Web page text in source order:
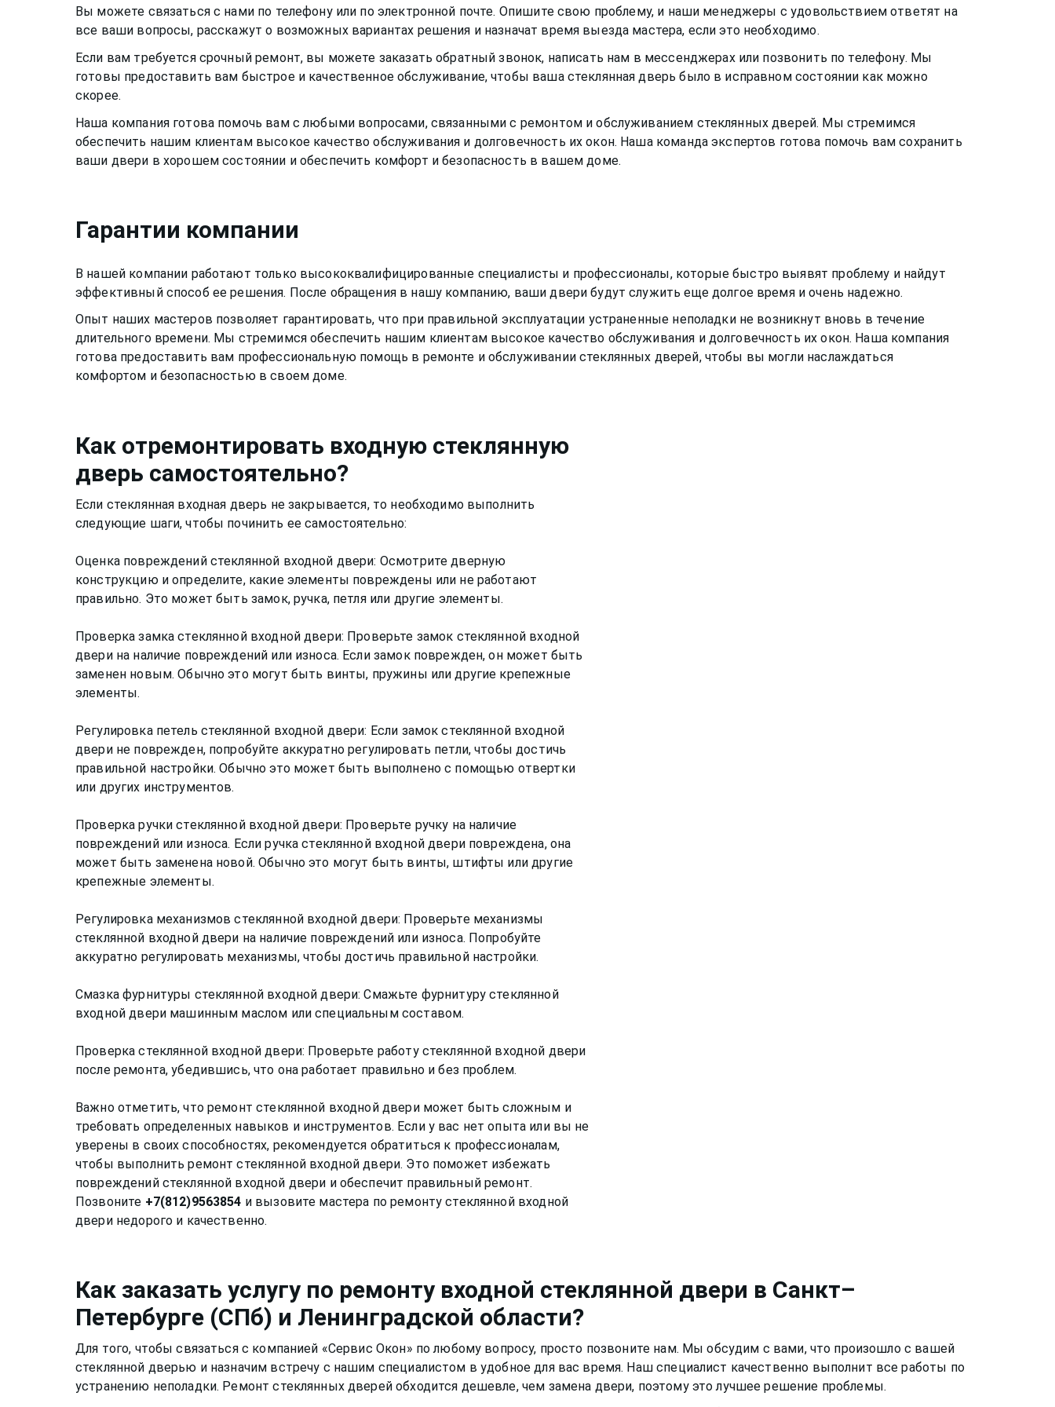
Вы можете связаться с нами по телефону или по электронной почте. Опишите свою проблему, и наши менеджеры с удовольствием ответят на
все ваши вопросы, расскажут о возможных вариантах решения и назначат время выезда мастера, если это необходимо.
Если вам требуется срочный ремонт, вы можете заказать обратный звонок, написать нам в мессенджерах или позвонить по телефону. Мы
готовы предоставить вам быстрое и качественное обслуживание, чтобы ваша стеклянная дверь было в исправном состоянии как можно
скорее.
Наша компания готова помочь вам с любыми вопросами, связанными с ремонтом и обслуживанием стеклянных дверей. Мы стремимся
обеспечить нашим клиентам высокое качество обслуживания и долговечность их окон. Наша команда экспертов готова помочь вам сохранить
ваши двери в хорошем состоянии и обеспечить комфорт и безопасность в вашем доме.
Гарантии компании
В нашей компании работают только высококвалифицированные специалисты и профессионалы, которые быстро выявят проблему и найдут
эффективный способ ее решения. После обращения в нашу компанию, ваши двери будут служить еще долгое время и очень надежно.
Опыт наших мастеров позволяет гарантировать, что при правильной эксплуатации устраненные неполадки не возникнут вновь в течение
длительного времени. Мы стремимся обеспечить нашим клиентам высокое качество обслуживания и долговечность их окон. Наша компания
готова предоставить вам профессиональную помощь в ремонте и обслуживании стеклянных дверей, чтобы вы могли наслаждаться
комфортом и безопасностью в своем доме.
Как отремонтировать входную стеклянную
дверь самостоятельно?
Если стеклянная входная дверь не закрывается, то необходимо выполнить
следующие шаги, чтобы починить ее самостоятельно:
Оценка повреждений стеклянной входной двери: Осмотрите дверную
конструкцию и определите, какие элементы повреждены или не работают
правильно. Это может быть замок, ручка, петля или другие элементы.
Проверка замка стеклянной входной двери: Проверьте замок стеклянной входной
двери на наличие повреждений или износа. Если замок поврежден, он может быть
заменен новым. Обычно это могут быть винты, пружины или другие крепежные
элементы.
Регулировка петель стеклянной входной двери: Если замок стеклянной входной
двери не поврежден, попробуйте аккуратно регулировать петли, чтобы достичь
правильной настройки. Обычно это может быть выполнено с помощью отвертки
или других инструментов.
Проверка ручки стеклянной входной двери: Проверьте ручку на наличие
повреждений или износа. Если ручка стеклянной входной двери повреждена, она
может быть заменена новой. Обычно это могут быть винты, штифты или другие
крепежные элементы.
Регулировка механизмов стеклянной входной двери: Проверьте механизмы
стеклянной входной двери на наличие повреждений или износа. Попробуйте
аккуратно регулировать механизмы, чтобы достичь правильной настройки.
Смазка фурнитуры стеклянной входной двери: Смажьте фурнитуру стеклянной
входной двери машинным маслом или специальным составом.
Проверка стеклянной входной двери: Проверьте работу стеклянной входной двери
после ремонта, убедившись, что она работает правильно и без проблем.
Важно отметить, что ремонт стеклянной входной двери может быть сложным и
требовать определенных навыков и инструментов. Если у вас нет опыта или вы не
уверены в своих способностях, рекомендуется обратиться к профессионалам,
чтобы выполнить ремонт стеклянной входной двери. Это поможет избежать
повреждений стеклянной входной двери и обеспечит правильный ремонт.
Позвоните +7(812)9563854 и вызовите мастера по ремонту стеклянной входной
Как заказать услугу по ремонту входной стеклянной двери в Санкт–
Петербурге (СПб) и Ленинградской области?
Для того, чтобы связаться с компанией «Сервис Окон» по любому вопросу, просто позвоните нам. Мы обсудим с вами, что произошло с вашей
стеклянной дверью и назначим встречу с нашим специалистом в удобное для вас время. Наш специалист качественно выполнит все работы по
устранению неполадки. Ремонтстеклянных дверейобходится дешевле, чем замена двери, поэтому это лучшее решение проблемы.